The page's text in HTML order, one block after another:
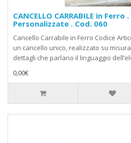
CANCELLO CARRABILE in Ferro
Personalizzate . Cod. 060
Cancello Carrabile in Ferro Codice
un cancello unico, realizzato su
dettagli che parlano il linguaggio
0,00€